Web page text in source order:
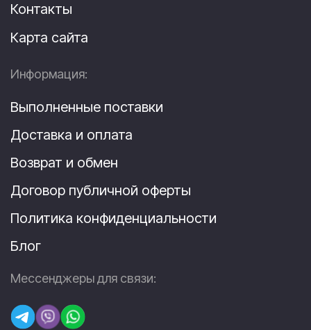
Контакты
Карта сайта
Информация:
Выполненные поставки
Доставка и оплата
Возврат и обмен
Договор публичной оферты
Политика конфиденциальности
Блог
Мессенджеры для связи: